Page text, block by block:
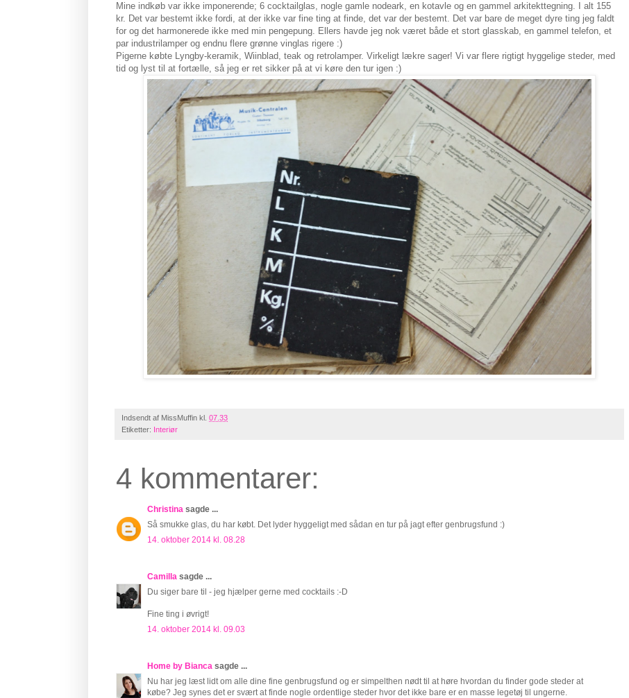
Mine indkøb var ikke imponerende; 6 cocktailglas, nogle gamle nodeark, en kotavle og en gammel arkitekttegning. I alt 155
kr. Det var bestemt ikke fordi, at der ikke var fine ting at finde, det var der bestemt. Det var bare de meget dyre ting jeg faldt
for og det harmonerede ikke med min pengepung. Ellers havde jeg nok været både et stort glasskab, en gammel telefon, et
par industrilamper og endnu flere grønne vinglas rigere :)
Pigerne købte Lyngby-keramik, Wiinblad, teak og retrolamper. Virkeligt lækre sager! Vi var flere rigtigt hyggelige steder, med
tid og lyst til at fortælle, så jeg er ret sikker på at vi køre den tur igen :)
Indsendt af MissMuffin kl. 07.33
Etiketter: Interiør
4 kommentarer:
Christina sagde ...
Så smukke glas, du har købt. Det lyder hyggeligt med sådan en tur på jagt efter genbrugsfund :)
14. oktober 2014 kl. 08.28
Camilla sagde ...
Du siger bare til - jeg hjælper gerne med cocktails :-D
Fine ting i øvrigt!
14. oktober 2014 kl. 09.03
Home by Bianca sagde ...
Nu har jeg læst lidt om alle dine fine genbrugsfund og er simpelthen nødt til at høre hvordan du finder gode steder at
købe? Jeg synes det er svært at finde nogle ordentlige steder hvor det ikke bare er en masse legetøj til ungerne.